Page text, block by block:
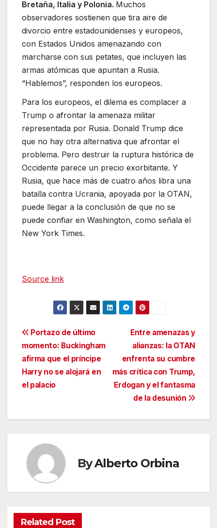
Bretaña, Italia y Polonia. Muchos
observadores sostienen que tira aire de
divorcio entre estadounidenses y europeos,
con Estados Unidos amenazando con
marcharse con sus petates, que incluyen las
armas atómicas que apuntan a Rusia.
“Hablemos”, responden los europeos.
Para los europeos, el dilema es complacer a
Trump o afrontar la amenaza militar
representada por Rusia. Donald Trump dice
que no hay otra alternativa que afrontar el
problema. Pero destruir la ruptura histórica de
Occidente parece un precio exorbitante. Y
Rusia, que hace más de cuatro años libra una
batalla contra Ucrania, apoyada por la OTAN,
puede llegar a la conclusión de que no se
puede confiar en Washington, como señala el
New York Times.
Source link
Navegación
de
entradas
Entre amenazas y
alianzas: la OTAN
enfrenta su cumbre
más crítica con Trump,
Erdogan y el fantasma
de la desunión
Portazo de último
momento: Buckingham
afirma que el príncipe
Harry no se alojará en
el palacio
ByAlberto Orbina
Related Post